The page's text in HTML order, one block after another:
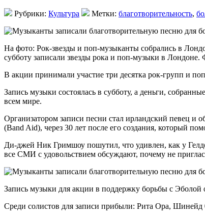
Рубрики: Культура Метки: благотворительность,
На фото: Рок-звезды и поп-музыканты собрались в
субботу записали звезды рока и поп-музыки в Лондоне.
В акции принимали участие три десятка рок-групп и
Запись музыки состоялась в субботу, а деньги,
всем мире.
Организатором записи песни стал ирландский певец и
(Band Aid), через 30 лет после его создания, который
Ди-джей Ник Гримшоу пошутил, что удивлен, как у
все СМИ с удовольствием обсуждают, почему не
Запись музыки для акции в поддержку борьбы с Эболой
Среди солистов для записи прибыли: Рита Ора,